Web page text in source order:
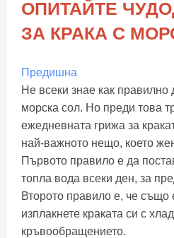
ОПИТАЙТЕ
ЗА КРАКА С
Предишна
Не всеки знае как правилно
морска сол. Но преди това
ежедневната грижа за
най-важното нещо, което
Първото правило е да
топла вода всеки ден, за
Второто правило е, че също
изплакнете краката си с
кръвообращението.